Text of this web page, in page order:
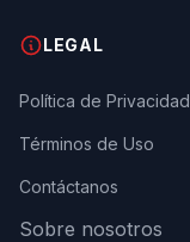
LEGAL
Política de Privacidad
Términos de Uso
Contáctanos
Sobre nosotros